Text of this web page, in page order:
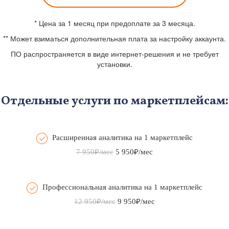
* Цена за 1 месяц при предоплате за 3 месяца.
** Может взиматься дополнительная плата за настройку аккаунта.
ПО распространяется в виде интернет-решения и не требует
установки.
Отдельные услуги по маркетплейсам:
Расширенная аналитика на 1 маркетплейс
7 950₽/мес 5 950₽/мес
Профессиональная аналитика на 1 маркетплейс
12 950₽/мес 9 950₽/мес